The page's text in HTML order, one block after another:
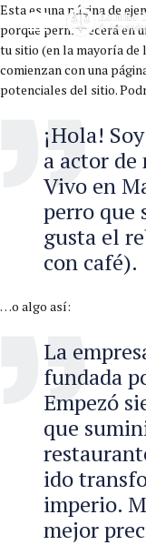
Esta es una página de
porque permanecerá en
tu sitio (en la mayoría de
comienzan con una
potenciales del sitio.
¡Hola!
a actor de
Vivo en
perro que
gusta el
con café).
…o algo así:
La
fundada
Empezó
que
ido
imperio.
mejor